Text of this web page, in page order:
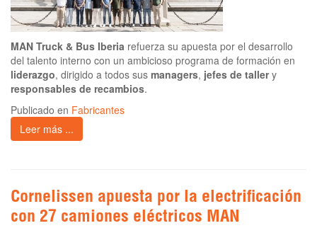
MAN Truck & Bus Iberia refuerza su apuesta por el desarrollo
del talento interno con un ambicioso programa de formación en
liderazgo, dirigido a todos sus managers, jefes de tallery
responsables de recambios.
Publicado en Fabricantes
Leer más ...
Cornelissen apuesta por la electrificación
con 27 camiones eléctricos MAN